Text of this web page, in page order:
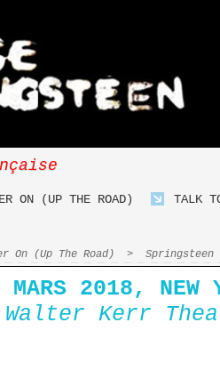
ON (UP THE ROAD) TALK
On (Up The Road) > Springsteen
MARS 2018, NEW
Walter Kerr